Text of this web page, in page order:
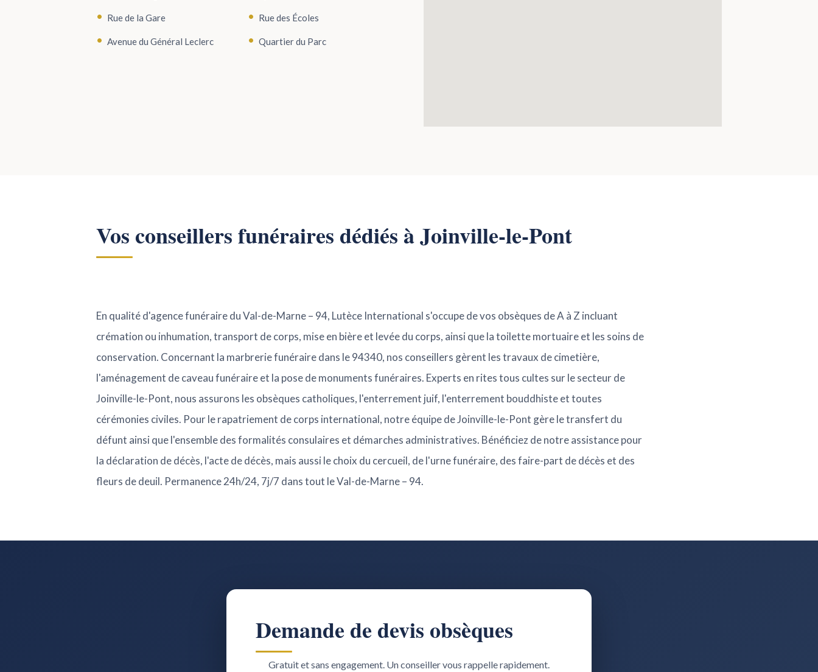
Rue de la Gare Rue des Écoles
Avenue du Général Leclerc Quartier du Parc
Vos conseillers funéraires dédiés à Joinville-le-Pont
En qualité d'agence funéraire du Val-de-Marne – 94, Lutèce International s'occupe de vos obsèques de A à Z incluant
crémation ou inhumation, transport de corps, mise en bière et levée du corps, ainsi que la toilette mortuaire et les soins de
conservation. Concernant la marbrerie funéraire dans le 94340, nos conseillers gèrent les travaux de cimetière,
l'aménagement de caveau funéraire et la pose de monuments funéraires. Experts en rites tous cultes sur le secteur de
Joinville-le-Pont, nous assurons les obsèques catholiques, l'enterrement juif, l'enterrement bouddhiste et toutes
cérémonies civiles. Pour le rapatriement de corps international, notre équipe de Joinville-le-Pont gère le transfert du
défunt ainsi que l'ensemble des formalités consulaires et démarches administratives. Bénéficiez de notre assistance pour
la déclaration de décès, l'acte de décès, mais aussi le choix du cercueil, de l'urne funéraire, des faire-part de décès et des
fleurs de deuil. Permanence 24h/24, 7j/7 dans tout le Val-de-Marne – 94.
Demande de devis obsèques
Gratuit et sans engagement. Un conseiller vous rappelle rapidement.